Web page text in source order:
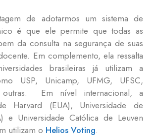
de adotarmos um sistema de
é que ele permite que todas as
da consulta na segurança de suas
Em complemento, ela ressalta
brasileiras já utilizam a
USP, Unicamp, UFMG, UFSC,
outras. Em nível internacional, a
Harvard (EUA), Universidade de
e Universidade Católica de Leuven
utilizam o Helios Voting.